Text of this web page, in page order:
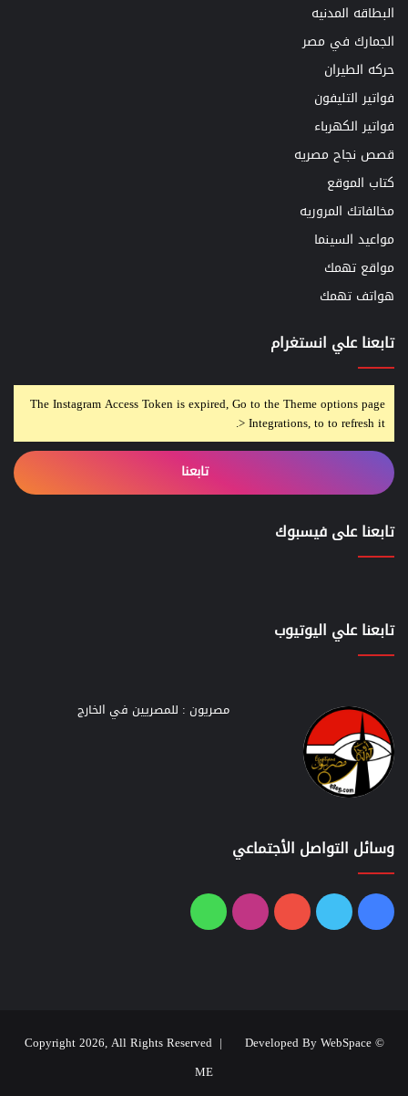
البطاقه المدنيه
الجمارك في مصر
حركه الطيران
فواتير التليفون
فواتير الكهرباء
قصص نجاح مصريه
كتاب الموقع
مخالفاتك المروريه
مواعيد السينما
مواقع تهمك
هواتف تهمك
تابعنا علي انستغرام
The Instagram Access Token is expired, Go to the Theme options page
> Integrations, to to refresh it.
تابعنا
تابعنا على فيسبوك
تابعنا علي اليوتيوب
مصريون : للمصريين في الخارج
وسائل التواصل الأجتماعي
فيسبوك
تويتر يوتيوبانستقرامواتساب
© Copyright 2026, All Rights Reserved |
Developed By WebSpace
ME